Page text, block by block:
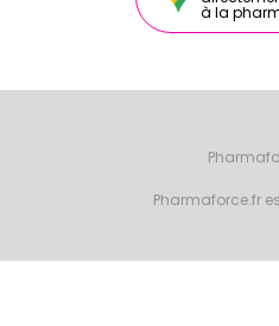
à la
Pharmaforce.fr